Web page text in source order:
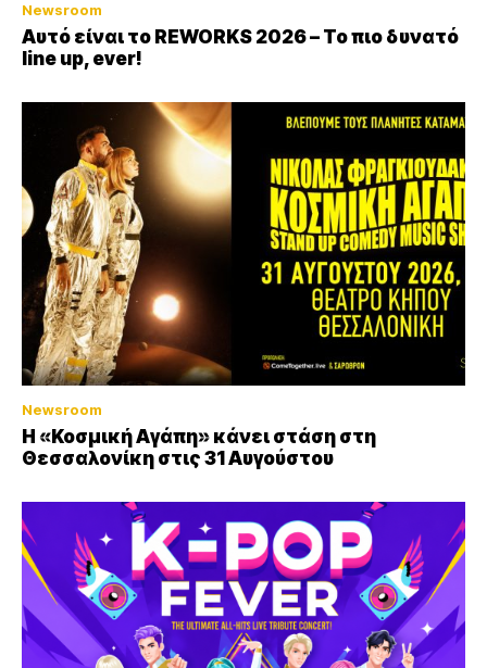
Newsroom
Αυτό είναι το REWORKS 2026 – Το πιο δυνατό
line up, ever!
Newsroom
Η «Κοσμική Αγάπη» κάνει στάση στη
Θεσσαλονίκη στις 31 Αυγούστου